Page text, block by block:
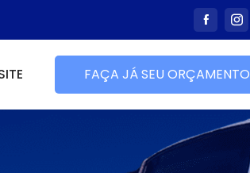
FAÇA JÁ SEU ORÇAMENTO